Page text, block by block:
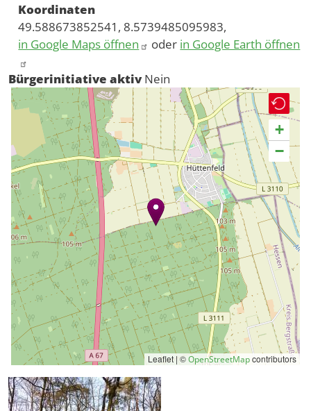
Koordinaten
49.588673852541, 8.5739485095983,
in Google Maps öffnen
oder in Google Earth öffnen
Bürgerinitiative aktiv Nein
+
−
Leaflet | ©OpenStreetMapcontributors